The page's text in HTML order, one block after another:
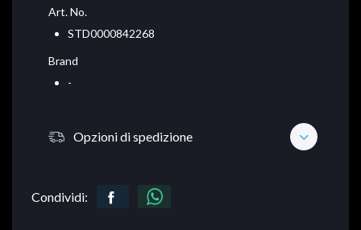
Art. No.
STD0000842268
Brand
-
Opzioni di spedizione
Condividi: